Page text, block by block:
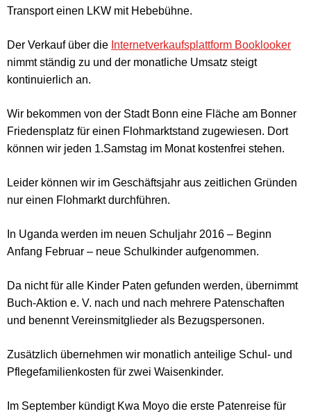
Transport einen LKW mit Hebebühne.
Der Verkauf über die Internetverkaufsplattform Booklooker
nimmt ständig zu und der monatliche Umsatz steigt
kontinuierlich an.
Wir bekommen von der Stadt Bonn eine Fläche am Bonner
Friedensplatz für einen Flohmarktstand zugewiesen. Dort
können wir jeden 1.Samstag im Monat kostenfrei stehen.
Leider können wir im Geschäftsjahr aus zeitlichen Gründen
nur einen Flohmarkt durchführen.
In Uganda werden im neuen Schuljahr 2016 – Beginn
Anfang Februar – neue Schulkinder aufgenommen.
Da nicht für alle Kinder Paten gefunden werden, übernimmt
Buch-Aktion e. V. nach und nach mehrere Patenschaften
und benennt Vereinsmitglieder als Bezugspersonen.
Zusätzlich übernehmen wir monatlich anteilige Schul- und
Pflegefamilienkosten für zwei Waisenkinder.
Im September kündigt Kwa Moyo die erste Patenreise für